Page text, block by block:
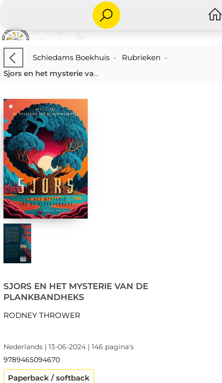
Schiedams Boekhuis- Rubrieken -
Sjors en het mysterie van de plankbandheks
SJORS EN HET MYSTERIE VAN DE
PLANKBANDHEKS
RODNEY THROWER
Nederlands | 13-06-2024 | 146 pagina's
9789465094670
Paperback / softback